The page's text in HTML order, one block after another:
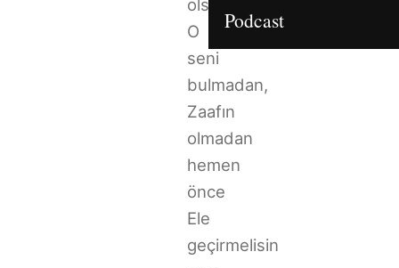
olsun
O
seni
bulmadan,
Zaafın
olmadan
hemen
önce
Ele
geçirmelisin
Podcast